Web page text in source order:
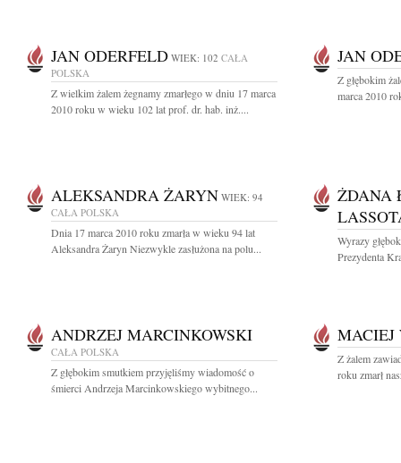
JAN ODERFELD WIEK: 102 CAŁA
POLSKA
Z wielkim żalem żegnamy zmarłego w dniu 17 marca
2010 roku w wieku 102 lat prof. dr. hab. inż....
JAN
Z głębokim
marca 2010
ALEKSANDRA ŻARYN WIEK: 94
CAŁA POLSKA
Dnia 17 marca 2010 roku zmarła w wieku 94 lat
Aleksandra Żaryn Niezwykle zasłużona na polu...
ŻDANA
Wyrazy
Prezydenta
ANDRZEJ MARCINKOWSKI
CAŁA POLSKA
Z głębokim smutkiem przyjęliśmy wiadomość o
śmierci Andrzeja Marcinkowskiego wybitnego...
MACIEJ
Z żalem
roku zmarł